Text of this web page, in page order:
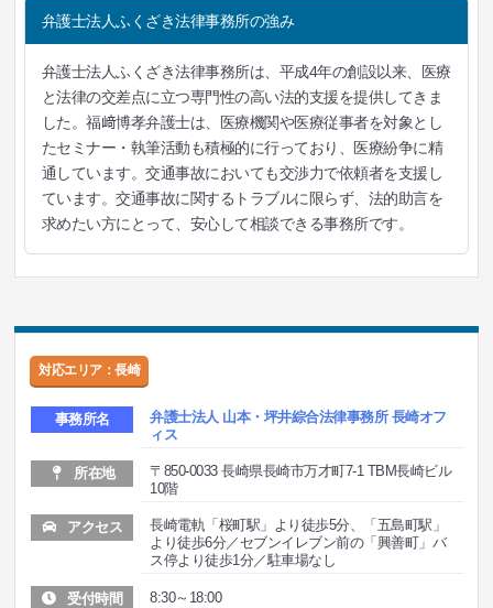
弁護士法人ふくざき法律事務所の強み
弁護士法人ふくざき法律事務所は、平成4年の創設以来、医療
と法律の交差点に立つ専門性の高い法的支援を提供してきま
した。福﨑博孝弁護士は、医療機関や医療従事者を対象とし
たセミナー・執筆活動も積極的に行っており、医療紛争に精
通しています。交通事故においても交渉力で依頼者を支援し
ています。交通事故に関するトラブルに限らず、法的助言を
求めたい方にとって、安心して相談できる事務所です。
対応エリア：長崎
事務所名
弁護士法人 山本・坪井綜合法律事務所 長崎オフ
ィス
所在地
〒850-0033 長崎県長崎市万才町7-1 TBM長崎ビル
10階
アクセス
長崎電軌「桜町駅」より徒歩5分、「五島町駅」
より徒歩6分／セブンイレブン前の「興善町」バ
ス停より徒歩1分／駐車場なし
受付時間 8:30～18:00